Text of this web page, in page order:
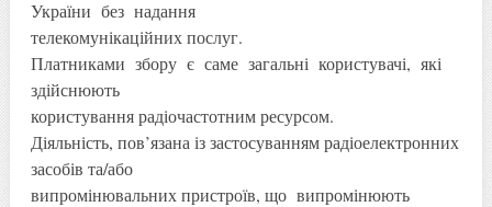
України без надання
телекомунікаційних послуг.
Платниками збору є саме загальні користувачі, які
здійснюють
користування радіочастотним ресурсом.
Діяльність, пов’язана із застосуванням радіоелектронних
засобів та/або
випромінювальних пристроїв, що випромінюють